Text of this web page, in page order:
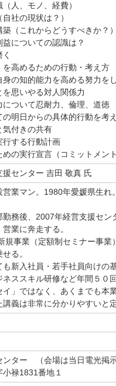
人、モノ、経費）
社の現状は？）
築（これからどうすべきか？
益についての認識は？
を高めるための行動・考え方
身の知的能力を高める努力を
を思いやる対人関係力
について忍耐力、倫理、道徳
の明日からの具体的行動を考
気付きの共有
行する行動計画
めの実行宣言（コミットメン
援センター 吉田 敬真 氏
営業マン。1980年愛媛県生
勤務後、2007年経営支援セ
業に奔走する。
規事業（定額制セミナー事
る。
も新入社員・若手社員向けの
ネススキル研修など年間５０
イ」ではなく、あくまでも本
講義は非常に分かりやすいと
ンター （会場は当日電光掲
禄1831番地１